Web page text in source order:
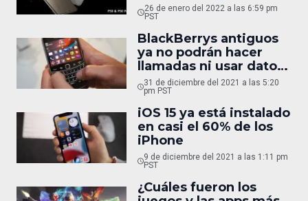
26 de enero del 2022 a las 6:59 pm
PST
BlackBerrys antiguos
ya no podrán hacer
llamadas ni usar datos
en 2022
31 de diciembre del 2021 a las 5:20
pm PST
iOS 15 ya está instalado
en casi el 60% de los
iPhone
9 de diciembre del 2021 a las 1:11 pm
PST
¿Cuáles fueron los